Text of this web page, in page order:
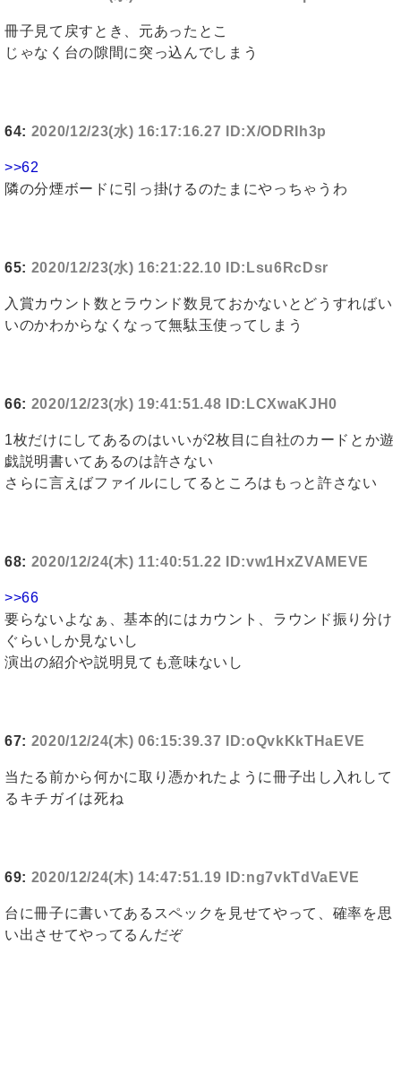
冊子見て戻すとき、元あったとこ
じゃなく台の隙間に突っ込んでしまう
64: 2020/12/23(水) 16:17:16.27 ID:X/ODRIh3p
>>62
隣の分煙ボードに引っ掛けるのたまにやっちゃうわ
65: 2020/12/23(水) 16:21:22.10 ID:Lsu6RcDsr
入賞カウント数とラウンド数見ておかないとどうすればい
いのかわからなくなって無駄玉使ってしまう
66: 2020/12/23(水) 19:41:51.48 ID:LCXwaKJH0
1枚だけにしてあるのはいいが2枚目に自社のカードとか遊
戯説明書いてあるのは許さない
さらに言えばファイルにしてるところはもっと許さない
68: 2020/12/24(木) 11:40:51.22 ID:vw1HxZVAMEVE
>>66
要らないよなぁ、基本的にはカウント、ラウンド振り分け
ぐらいしか見ないし
演出の紹介や説明見ても意味ないし
67: 2020/12/24(木) 06:15:39.37 ID:oQvkKkTHaEVE
当たる前から何かに取り憑かれたように冊子出し入れして
るキチガイは死ね
69: 2020/12/24(木) 14:47:51.19 ID:ng7vkTdVaEVE
台に冊子に書いてあるスペックを見せてやって、確率を思
い出させてやってるんだぞ